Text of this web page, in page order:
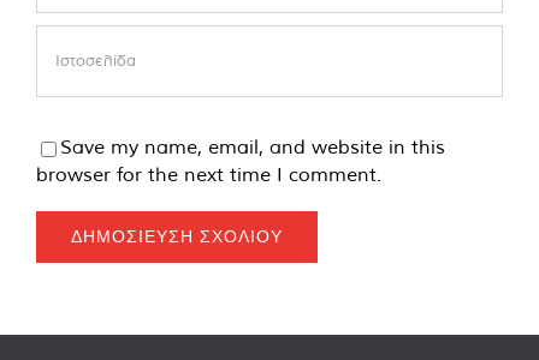
Save my name, email, and website in this
browser for the next time I comment.